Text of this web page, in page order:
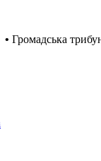
• Громадська